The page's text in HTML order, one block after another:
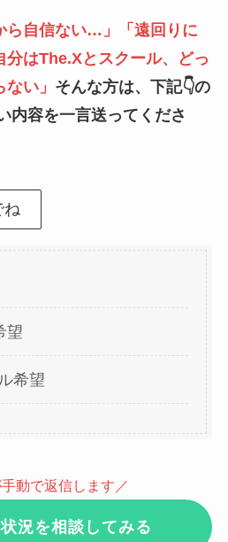
ら自信ない…」「遠回りに
分はThe.Xとスクール、どっ
い」 そんな方は、下記👇の
内容を一言送ってくださ
ね
望
希望
動で返信します／
況を相談してみる